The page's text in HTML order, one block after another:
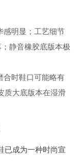
感明显；工艺细节
静音橡胶底版本极
合时鞋口可能略有
质大底版本在湿滑
已成为一种时尚宣